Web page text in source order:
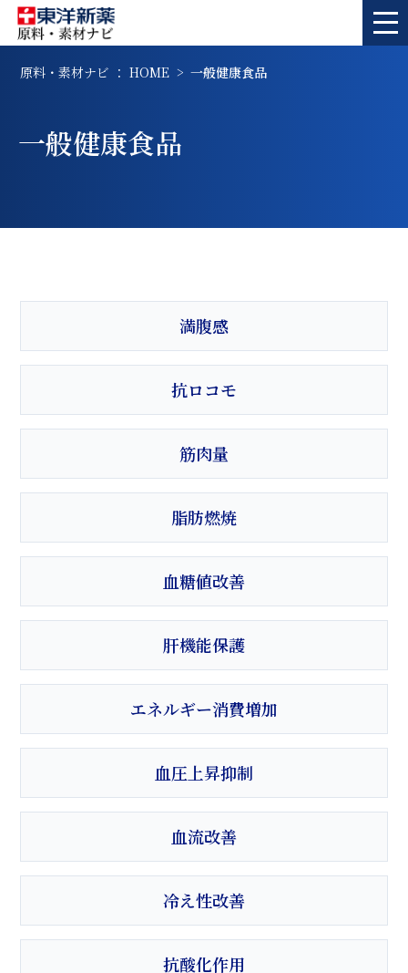
原料・素材ナビ ： HOME 一般健康食品
一般健康食品
満腹感
抗ロコモ
筋肉量
脂肪燃焼
血糖値改善
肝機能保護
エネルギー消費増加
血圧上昇抑制
血流改善
冷え性改善
抗酸化作用